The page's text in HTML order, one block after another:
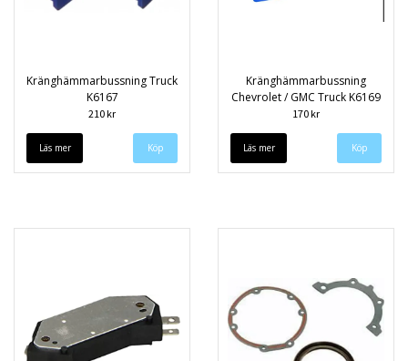
Kränghämmarbussning Truck
K6167
210 kr
Läs mer
Kränghämmarbussning
Chevrolet / GMC Truck K6169
170 kr
Läs mer